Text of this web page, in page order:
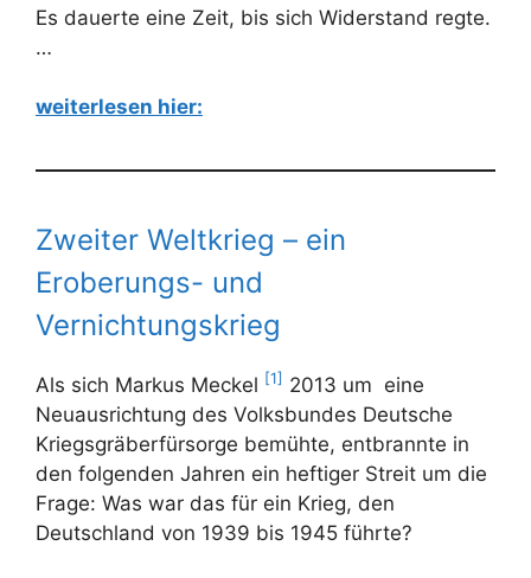
Es dauerte eine Zeit, bis sich Widerstand regte.
…
weiterlesen hier:
Zweiter Weltkrieg – ein
Eroberungs- und
Vernichtungskrieg
Als sich Markus Meckel [1] 2013 um eine
Neuausrichtung des Volksbundes Deutsche
Kriegsgräberfürsorge bemühte, entbrannte in
den folgenden Jahren ein heftiger Streit um die
Frage: Was war das für ein Krieg, den
Deutschland von 1939 bis 1945 führte?